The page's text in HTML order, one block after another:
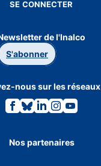
SE CONNECTER
de l'Inalco
S'abonner
nous sur les réseaux
Lien
vers
Facebook.
Lien
vers
Bluesky.
Lien
vers
Linkedin.
Lien
vers
Instagram.
Lien
vers
Youtube.
Nos partenaires